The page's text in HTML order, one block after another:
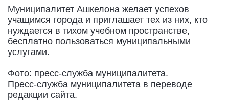
Муниципалитет Ашкелона желает успехов
учащимся города и приглашает тех из них, кто
нуждается в тихом учебном пространстве,
бесплатно пользоваться муниципальными
услугами.
Фото: пресс-служба муниципалитета.
Пресс-служба муниципалитета в переводе
редакции сайта.